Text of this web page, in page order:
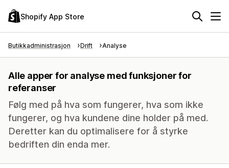
Shopify App Store
Butikkadministrasjon Drift Analyse
Alle apper for analyse med funksjoner for
referanser
Følg med på hva som fungerer, hva som ikke
fungerer, og hva kundene dine holder på med.
Deretter kan du optimalisere for å styrke
bedriften din enda mer.